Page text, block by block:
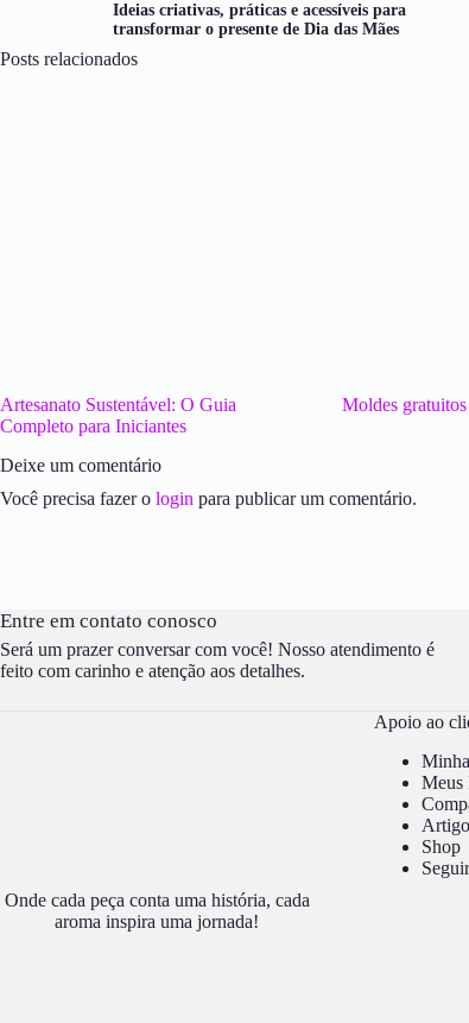
Ideias criativas, práticas e acessíveis para
transformar o presente de Dia das Mães
Posts relacionados
Artesanato Sustentável: O Guia
Completo para Iniciantes
Moldes gratuitos
Deixe um comentário
Você precisa fazer o login para publicar um comentário.
Entre em contato conosco
Será um prazer conversar com você! Nosso atendimento é
feito com carinho e atenção aos detalhes.
Onde cada peça conta uma história, cada
aroma inspira uma jornada!
Apoio ao
Meus
Shop